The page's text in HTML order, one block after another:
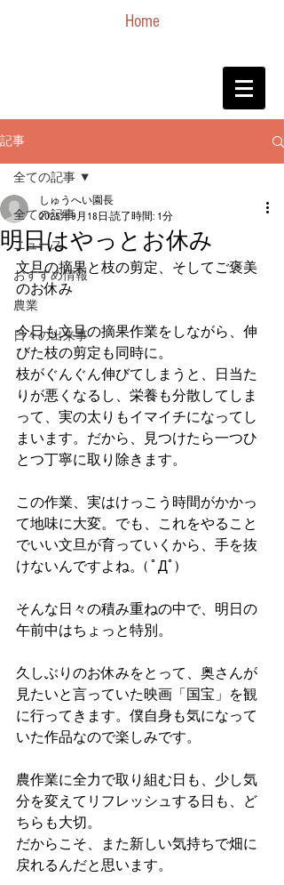
Home
記事
全ての記事
ニュース
おすすめ情報
農業
日々の出来事
全ての記事
明日はやっとお休み
しゅうへい園長
2025年9月18日 読了時間: 1分
文旦の摘果と枝の剪定、そしてご褒美
のお休み
今日も文旦の摘果作業をしながら、伸
びた枝の剪定も同時に。
枝がぐんぐん伸びてしまうと、日当た
りが悪くなるし、栄養も分散してしま
って、実の太りもイマイチになってし
まいます。だから、見つけたら一つひ
とつ丁寧に取り除きます。
この作業、実はけっこう時間がかかっ
て地味に大変。でも、これをやること
でいい文旦が育っていくから、手を抜
けないんですよね。( ﾟДﾟ)
そんな日々の積み重ねの中で、明日の
午前中はちょっと特別。
久しぶりのお休みをとって、奥さんが
見たいと言っていた映画「国宝」を観
に行ってきます。僕自身も気になって
いた作品なので楽しみです。
農作業に全力で取り組む日も、少し気
分を変えてリフレッシュする日も、ど
ちらも大切。
だからこそ、また新しい気持ちで畑に
戻れるんだと思います。